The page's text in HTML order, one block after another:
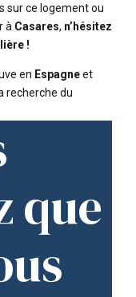
sur ce logement ou
à Casares, n’hésitez
!
en Espagneet
recherche du
que